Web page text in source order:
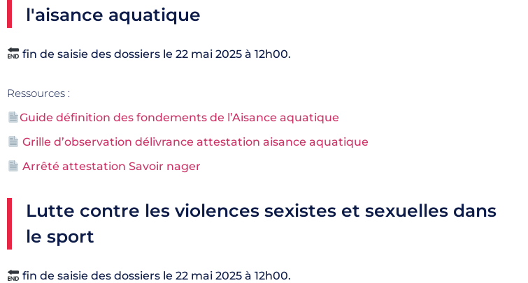
l'aisance aquatique
fin de saisie des dossiers le 22 mai 2025 à 12h00.
Ressources :
Guide définition des fondements de l’Aisance aquatique
Grille d’observation délivrance attestation aisance aquatique
Arrêté attestation Savoir nager
Lutte contre les violences sexistes et sexuelles dans
le sport
fin de saisie des dossiers le 22 mai 2025 à 12h00.